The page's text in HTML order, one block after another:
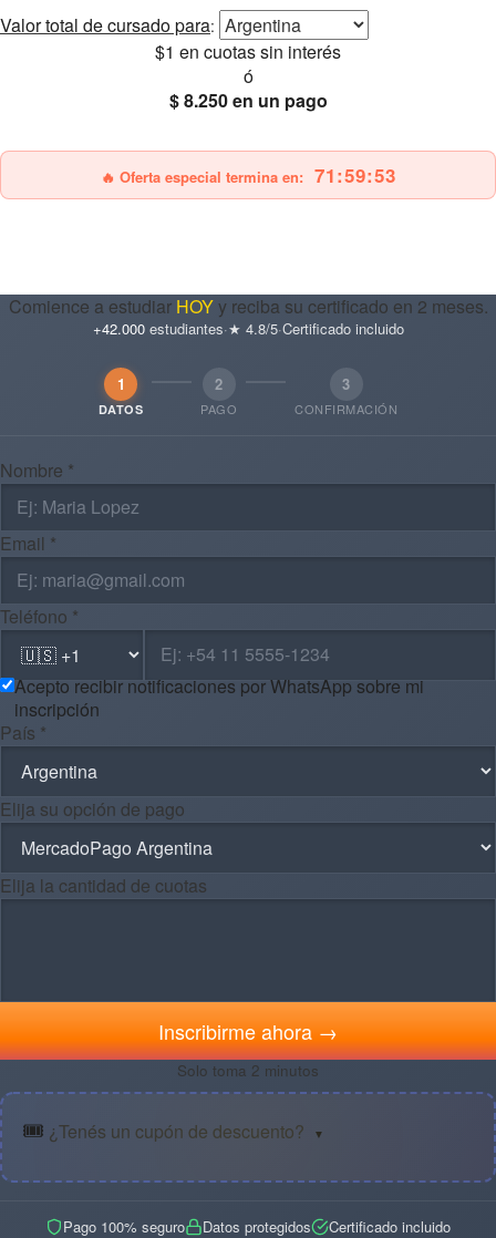
Valor total de cursado para:
$1 en cuotas sin interés
ó
$ 8.250en un pago
🔥 Oferta especial termina en: 71:59:52
Comience a estudiar HOYy reciba su certificado en 2 meses.
+42.000estudiantes·★ 4.8/5·Certificado incluido
1
DATOS
2
PAGO
3
CONFIRMACIÓN
Nombre *
Email *
Teléfono *
Acepto recibir notificaciones por WhatsApp sobre mi
inscripción
País *
Elija su opción de pago
Elija la cantidad de cuotas
Inscribirme ahora →
Solo toma 2 minutos
🎟️ ¿Tenés un cupón de descuento? ▼
Pago 100% seguro Datos protegidos Certificado incluido